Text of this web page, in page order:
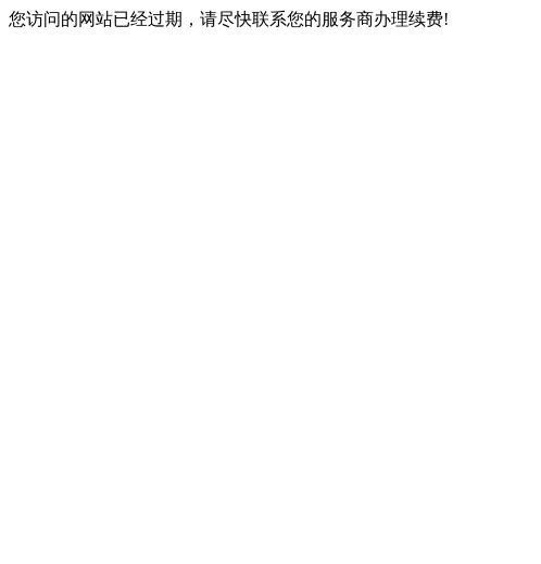
您访问的网站已经过期，请尽快联系您的服务商办理续费!